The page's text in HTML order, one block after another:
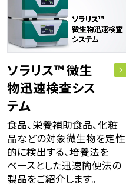
ソラリス™ 微生
物迅速検査シス
テム
食品、栄養補助食品、化粧
品などの対象微生物を定性
的に検出する、培養法を
ベースとした迅速簡便法の
製品をご紹介します。